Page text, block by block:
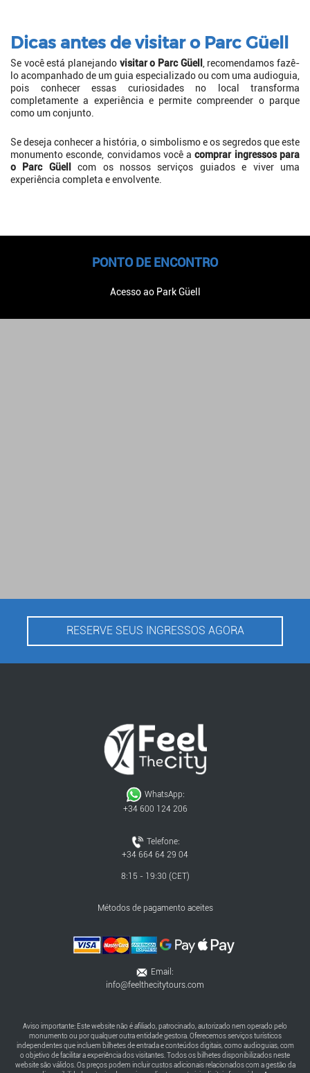
Dicas antes de visitar o Parc Güell
Se você está planejando visitar o Parc Güell
, recomendamos fazê-
lo acompanhado de um guia especializado ou com uma audioguia,
pois conhecer essas curiosidades no local transforma
completamente a experiência e permite compreender o parque
como um conjunto.
Se deseja conhecer a história, o simbolismo e os segredos que este
monumento esconde, convidamos você acomprar ingressos para
o Parc Güell
com os nossos serviços guiados e viver uma
experiência completa e envolvente.
PONTO DE ENCONTRO
Acesso ao Park Güell
RESERVE SEUS INGRESSOS AGORA
WhatsApp:
+34 600 124 206
Telefone:
+34 664 64 29 04
8:15 - 19:30 (CET)
Métodos de pagamento aceites
Email:
info@feelthecitytours.com
Aviso importante: Este website não é afiliado, patrocinado, autorizado nem operado pelo
monumento ou por qualquer outra entidade gestora. Oferecemos serviços turísticos
independentes que incluem bilhetes de entrada e conteúdos digitais, como audioguias, com
o objetivo de facilitar a experiência dos visitantes. Todos os bilhetes disponibilizados neste
website são válidos. Os preços podem incluir custos adicionais relacionados com a gestão da